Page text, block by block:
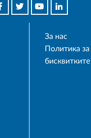
За нас
Политика за
бисквитките